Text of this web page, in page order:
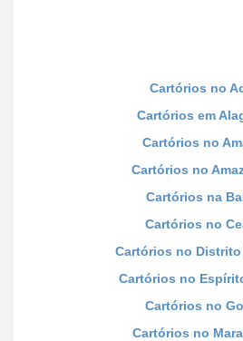
Cartórios no
Cartórios em
Cartórios no
Cartórios no
Cartórios na
Cartórios no
Cartórios no Distrito
Cartórios no
Cartórios no
Cartórios no